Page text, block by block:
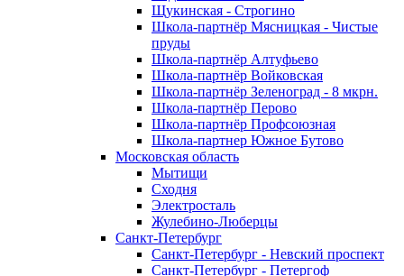
Щукинская - Строгино
Школа-партнёр Мясницкая - Чистые
пруды
Школа-партнёр Алтуфьево
Школа-партнёр Войковская
Школа-партнёр Зеленоград - 8 мкрн.
Школа-партнёр Перово
Школа-партнёр Профсоюзная
Школа-партнер Южное Бутово
Московская область
Мытищи
Сходня
Электросталь
Жулебино-Люберцы
Санкт-Петербург
Санкт-Петербург - Невский проспект
Санкт-Петербург - Петергоф